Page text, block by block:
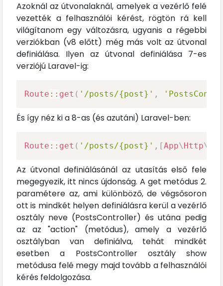
Azoknál az útvonalaknál, amelyek a vezérlő felé
vezették a felhasználói kérést, rögtön rá kell
világítanom egy változásra, ugyanis a régebbi
verziókban (v8 előtt) még más volt az útvonal
definiálása. Ilyen az útvonal definiálása 7-es
verziójú Laravel-ig:
Route :: get ( '/posts/{post}' ,
És így néz ki a 8-as (és azutáni) Laravel-ben:
Route :: get ( '/posts/{post}' , [App\ Http\
Az útvonal definiálásánál az utasítás első fele
megegyezik, itt nincs újdonság. A get metódus 2.
paramétere az, ami különböző, de végsősoron
ott is mindkét helyen definiálásra kerül a vezérlő
osztály neve (PostsController) és utána pedig
az az "action" (metódus), amely a vezérlő
osztályban van definiálva, tehát mindkét
esetben a PostsController osztály show
metódusa felé megy majd tovább a felhasználói
kérés feldolgozása.